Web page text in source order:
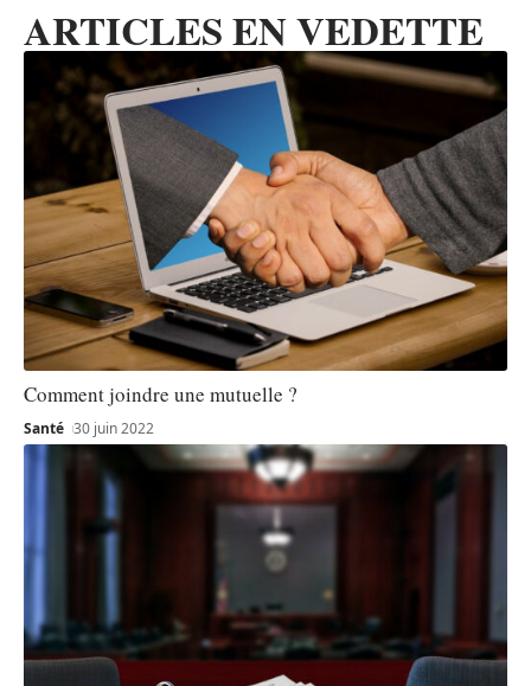
ARTICLES EN VEDETTE
Comment joindre une mutuelle ?
Santé 30 juin 2022